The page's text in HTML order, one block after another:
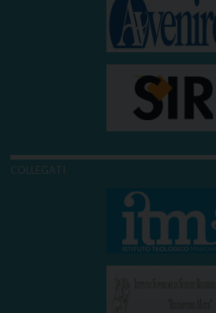
COLLEGATI